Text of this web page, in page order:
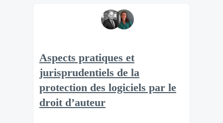
Aspects pratiques et
jurisprudentiels de la
protection des logiciels par le
droit d’auteur